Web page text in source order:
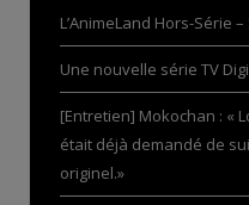
L’AnimeLand Hors-Série
Une nouvelle série TV
[Entretien] Mokochan : «
était déjà demandé de
originel.»